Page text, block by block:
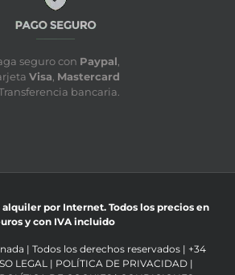
seguro con Paypal
Visa Mastercard
bancaria.
alquiler por Internet. Todos los precios en
y con IVA incluido
| Todos los derechos reservados | +34
LEGAL | POLÍTICA DE PRIVACIDAD|